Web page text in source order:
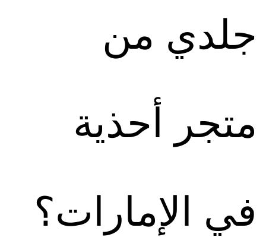
جلدي من
متجر أحذية
في الإمارات؟